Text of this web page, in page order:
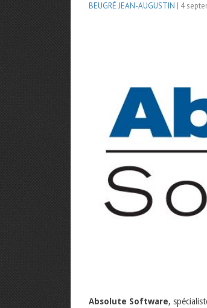
BEUGRÉ JEAN-AUGUSTIN | 4
Absolute Software,